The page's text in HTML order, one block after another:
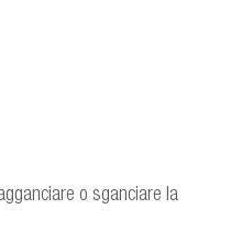
o sganciare la